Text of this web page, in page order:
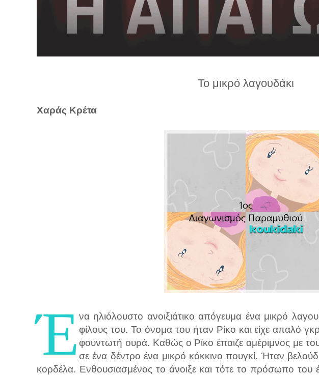
Το μικρό λαγουδάκι
Χαράς Κρέτα
Έ να ηλιόλουστο ανοιξιάτικο απόγευμα ένα μικρό
φίλους του. Το όνομα του ήταν Ρίκο και είχε απαλό
φουντωτή ουρά. Καθώς ο Ρίκο έπαιζε αμέριμνος με
σε ένα δέντρο ένα μικρό κόκκινο πουγκί. Ήταν
κορδέλα. Ενθουσιασμένος το άνοιξε και τότε το πρόσωπο του